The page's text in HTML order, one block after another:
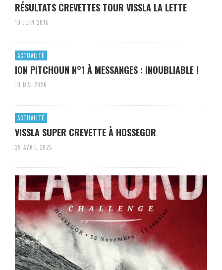
RÉSULTATS CREVETTES TOUR VISSLA LA LETTE
10 JUIN 2015
ACTUALITÉ
ION PITCHOUN N°1 À MESSANGES : INOUBLIABLE !
10 MAI 2026
ACTUALITÉ
VISSLA SUPER CREVETTE À HOSSEGOR
29 AVRIL 2025